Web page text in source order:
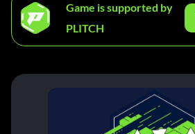
Game is supported by
PLITCH